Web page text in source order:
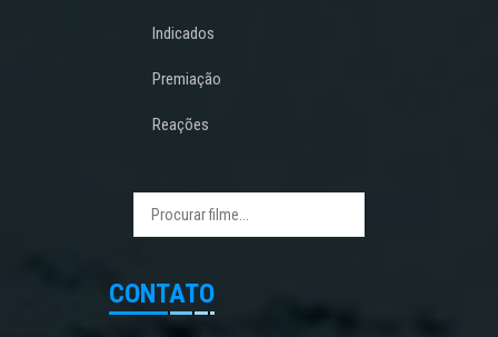
Indicados
Premiação
Reações
CONTATO